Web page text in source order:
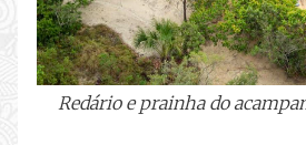
Redário e prainha do